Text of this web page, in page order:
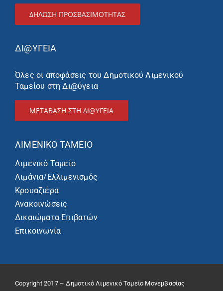
ΔΉΛΩΣΗ ΠΡΟΣΒΑΣΙΜΌΤΗΤΑΣ
ΔΙ@ΥΓΕΙΑ
Όλες οι αποφάσεις του Δημοτικού Λιμενικού
Ταμείου στη Δι@ύγεια
ΜΕΤΑΒΑΣΗ ΣΤΗ ΔΙ@ΥΓΕΙΑ
ΛΙΜΕΝΙΚΌ ΤΑΜΕΊΟ
Λιμενικό Ταμείο
Λιμάνια/Ελλιμενισμός
Κρουαζιέρα
Ανακοινώσεις
Δικαιώματα Επιβατών
Επικοινωνία
Copyright 2017 – Δημοτικό Λιμενικό Ταμείο Μονεμβασίας